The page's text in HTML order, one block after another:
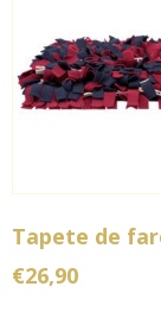
Tapete de
€26,90